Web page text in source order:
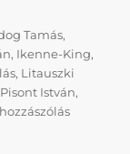
Tamás,
, Ikenne-King,
, Litauszki
Pisont István,
hozzászólás